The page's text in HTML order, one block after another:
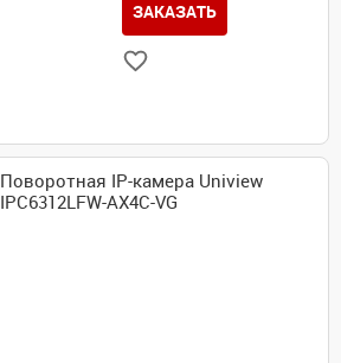
ЗАКАЗАТЬ
Поворотная IP-камера Uniview
IPC6312LFW-AX4C-VG